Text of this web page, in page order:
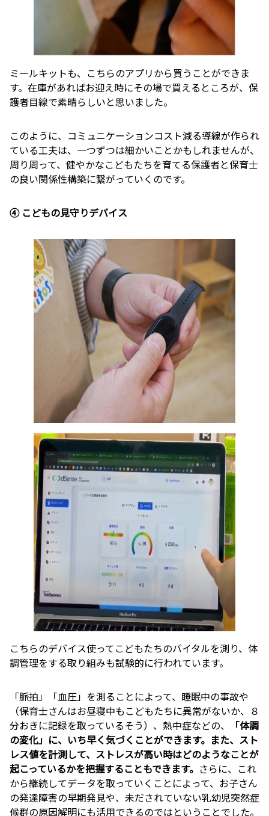
ミールキットも、こちらのアプリから買うことができま
す。在庫があればお迎え時にその場で買えるところが、保
護者目線で素晴らしいと思いました。
このように、コミュニケーションコスト減る導線が作られ
ている工夫は、一つずつは細かいことかもしれませんが、
周り周って、健やかなこどもたちを育てる保護者と保育士
の良い関係性構築に繋がっていくのです。
④ こどもの見守りデバイス
こちらのデバイス使ってこどもたちのバイタルを測り、体
調管理をする取り組みも試験的に行われています。
「脈拍」「血圧」を測ることによって、睡眠中の事故や
（保育士さんはお昼寝中もこどもたちに異常がないか、８
分おきに記録を取っているそう）、熱中症などの、
「体調
の変化」に、いち早く気づくことができます。また、スト
レス値を計測して、ストレスが高い時はどのようなことが
起こっているかを把握することもできます。 さらに、これ
から継続してデータを取っていくことによって、お子さん
の発達障害の早期発見や、未だされていない乳幼児突然症
候群の原因解明にも活用できるのではということでした。